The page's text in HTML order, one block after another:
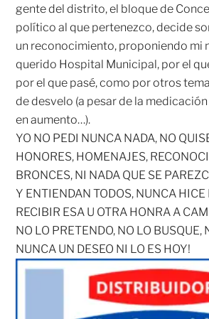
gente del distrito, el bloque de
político al que pertenezco, decide
un reconocimiento, proponiendo mi
querido Hospital Municipal, por el
por el que pasé, como por otros
de desvelo (a pesar de la
en aumento…).
YO NO PEDI NUNCA NADA, NO
HONORES, HOMENAJES,
BRONCES, NI NADA QUE SE
Y ENTIENDAN TODOS, NUNCA
RECIBIR ESA U OTRA HONRA A
NO LO PRETENDO, NO LO BUSQUE,
NUNCA UN DESEO NI LO ES HOY!